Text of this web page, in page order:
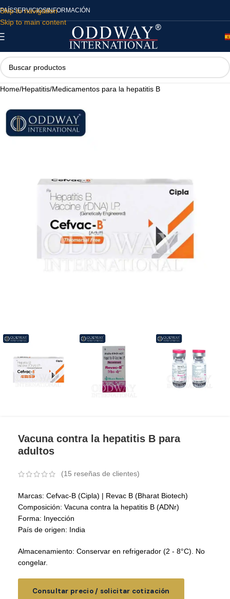
Skip to navigation
Skip to main content
PAÍSSERVICIOSINFORMACIÓN
Home/Hepatitis/Medicamentos para la hepatitis B
Vacuna contra la hepatitis B para
adultos
(15 reseñas de clientes)
Marcas: Cefvac-B (Cipla) | Revac B (Bharat Biotech)
Composición: Vacuna contra la hepatitis B (ADNr)
Forma: Inyección
País de origen: India
Almacenamiento: Conservar en refrigerador (2 - 8°C). No
congelar.
Consultar precio / solicitar cotización